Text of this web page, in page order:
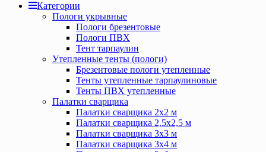
Категории
Пологи укрывные
Пологи брезентовые
Пологи ПВХ
Тент тарпаулин
Утепленные тенты (пологи)
Брезентовые пологи утепленные
Тенты утепленные тарпаулиновые
Тенты ПВХ утепленные
Палатки сварщика
Палатки сварщика 2х2 м
Палатки сварщика 2,5х2,5 м
Палатки сварщика 3х3 м
Палатки сварщика 3х4 м